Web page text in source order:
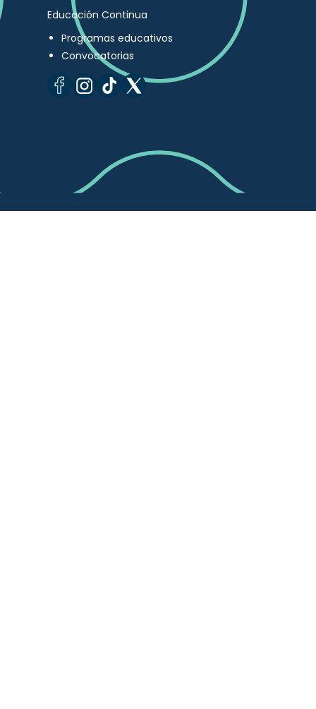
Educación Continua
Programas educativos
Convocatorias